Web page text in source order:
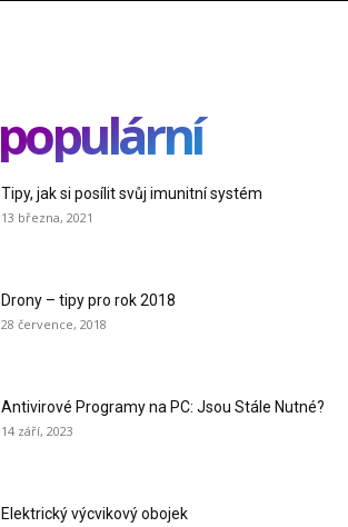
populární
Tipy, jak si posílit svůj imunitní systém
13 března, 2021
Drony – tipy pro rok 2018
28 července, 2018
Antivirové Programy na PC: Jsou Stále Nutné?
14 září, 2023
Elektrický výcvikový obojek